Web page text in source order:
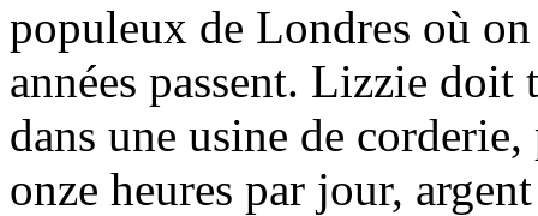
populeux de Londres où
années passent. Lizzie
dans une usine de
onze heures par jour,